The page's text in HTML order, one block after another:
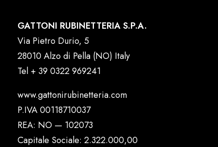
GATTONI RUBINETTERIA S.P.A.
Via Pietro Durio, 5
28010 Alzo di Pella (NO) Italy
Tel + 39 0322 969241
www.gattonirubinetteria.com
P.IVA 00118710037
REA: NO — 102073
Capitale Sociale: 2.322.000,00